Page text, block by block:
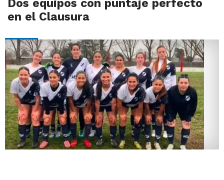
Dos equipos con puntaje perfecto
en el Clausura